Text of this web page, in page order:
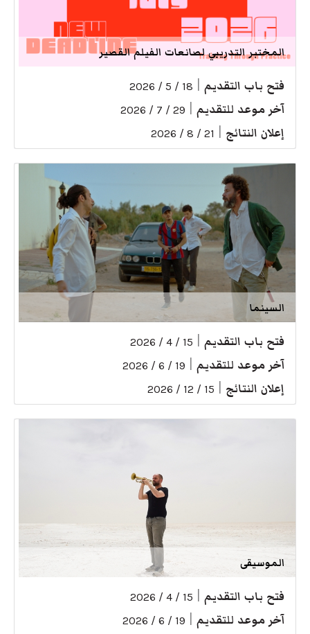
المختبر التدريبي لصانعات الفيلم القصير
فتح باب التقديم 18 / 5 / 2026
آخر موعد للتقديم 29 / 7 / 2026
إعلان النتائج 21 / 8 / 2026
السينما
فتح باب التقديم 15 / 4 / 2026
آخر موعد للتقديم 19 / 6 / 2026
إعلان النتائج 15 / 12 / 2026
الموسيقى
فتح باب التقديم 15 / 4 / 2026
آخر موعد للتقديم 19 / 6 / 2026